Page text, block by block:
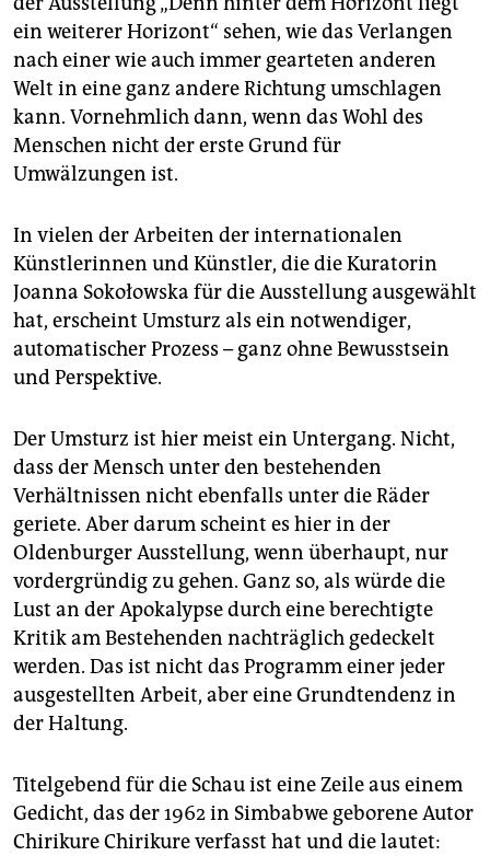
ein weiterer Horizont“ sehen, wie das Verlangen
nach einer wie auch immer gearteten anderen
Welt in eine ganz andere Richtung umschlagen
kann. Vornehmlich dann, wenn das Wohl des
Menschen nicht der erste Grund für
Umwälzungen ist.
In vielen der Arbeiten der internationalen
Künstlerinnen und Künstler, die die Kuratorin
Joanna Sokołowska für die Ausstellung ausgewählt
hat, erscheint Umsturz als ein notwendiger,
automatischer Prozess – ganz ohne Bewusstsein
und Perspektive.
Der Umsturz ist hier meist ein Untergang. Nicht,
dass der Mensch unter den bestehenden
Verhältnissen nicht ebenfalls unter die Räder
geriete. Aber darum scheint es hier in der
Oldenburger Ausstellung, wenn überhaupt, nur
vordergründig zu gehen. Ganz so, als würde die
Lust an der Apokalypse durch eine berechtigte
Kritik am Bestehenden nachträglich gedeckelt
werden. Das ist nicht das Programm einer jeder
ausgestellten Arbeit, aber eine Grundtendenz in
der Haltung.
Titelgebend für die Schau ist eine Zeile aus einem
Gedicht, das der 1962 in Simbabwe geborene Autor
Chirikure Chirikure verfasst hat und die lautet: